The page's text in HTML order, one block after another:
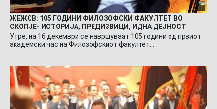
ЖЕЖОВ: 105 ГОДИНИ ФИЛОЗОФСКИ ФАКУЛТЕТ ВО
СКОПЈЕ- ИСТОРИЈА, ПРЕДИЗВИЦИ, ИДНА ДЕЈНОСТ
Утре, на 16 декември се навршуваат 105 години од првиот
академски час на Филозофскиот факултет…